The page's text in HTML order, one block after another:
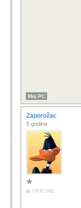
Moj PC
Zaporožac
5 godina
OFFLINE